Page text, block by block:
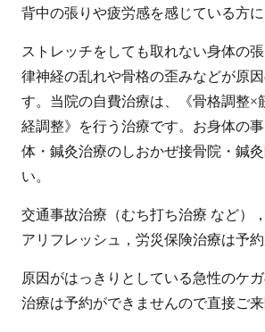
背中の張りや疲労感を感じている方に
ストレッチをしても取れない身体の
律神経の乱れや骨格の歪みなどが原
す。当院の自費治療は、《骨格調整×
経調整》を行う治療です。お身体の
体・鍼灸治療のしおかぜ接骨院・鍼
い。
交通事故治療（むち打ち治療 など）
アリフレッシュ，労災保険治療は予約
原因がはっきりとしている急性のケ
治療は予約ができませんので直接ご来